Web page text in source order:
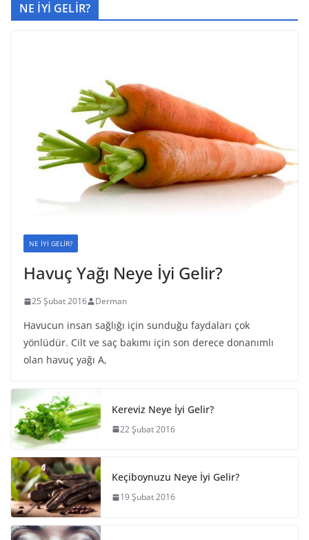
NE İYİ GELİR?
NE İYİ GELİR?
Havuç Yağı Neye İyi Gelir?
25 Şubat 2016 Derman
Havucun insan sağlığı için sunduğu faydaları çok
yönlüdür. Cilt ve saç bakımı için son derece donanımlı
olan havuç yağı A,
Kereviz Neye İyi Gelir?
22 Şubat 2016
Keçiboynuzu Neye İyi Gelir?
19 Şubat 2016